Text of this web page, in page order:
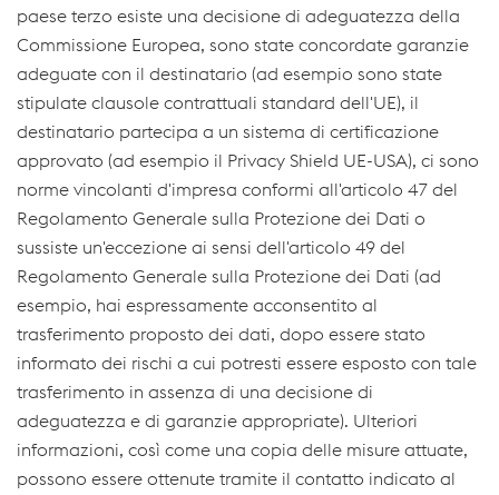
paese terzo esiste una decisione di adeguatezza della
Commissione Europea, sono state concordate garanzie
adeguate con il destinatario (ad esempio sono state
stipulate clausole contrattuali standard dell'UE), il
destinatario partecipa a un sistema di certificazione
approvato (ad esempio il Privacy Shield UE-USA), ci sono
norme vincolanti d'impresa conformi all'articolo 47 del
Regolamento Generale sulla Protezione dei Dati o
sussiste un'eccezione ai sensi dell'articolo 49 del
Regolamento Generale sulla Protezione dei Dati (ad
esempio, hai espressamente acconsentito al
trasferimento proposto dei dati, dopo essere stato
informato dei rischi a cui potresti essere esposto con tale
trasferimento in assenza di una decisione di
adeguatezza e di garanzie appropriate). Ulteriori
informazioni, così come una copia delle misure attuate,
possono essere ottenute tramite il contatto indicato al